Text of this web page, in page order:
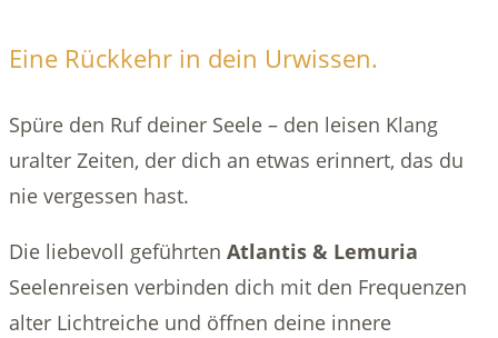
Eine Rückkehr in dein Urwissen.
Spüre den Ruf deiner Seele – den leisen Klang
uralter Zeiten, der dich an etwas erinnert, das du
nie vergessen hast.
Die liebevoll geführten Atlantis & Lemuria
Seelenreisen verbinden dich mit den Frequenzen
alter Lichtreiche und öffnen deine innere